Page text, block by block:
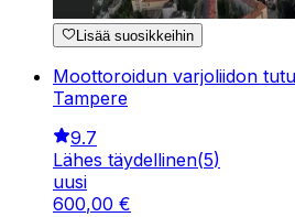
Lisää suosikkeihin
Moottoroidun varjoliidon
Tampere
9.7
Lähes täydellinen(5)
uusi
600,00 €